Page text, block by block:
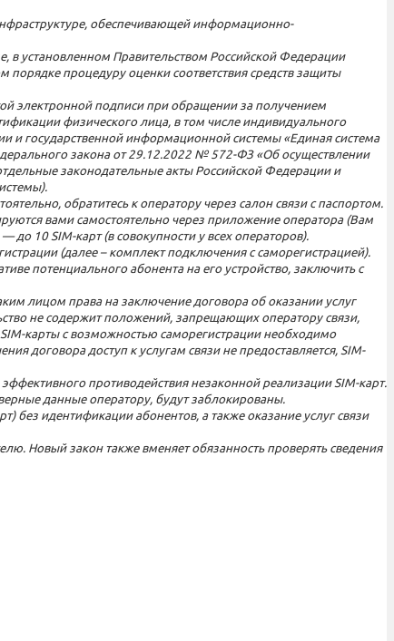
обеспечивающей информационно-
в установленном Правительством Российской Федерации
процедуру оценки соответствия средств защиты
электронной подписи при обращении за получением
физического лица, в том числе индивидуального
и государственной информационной системы «Единая система
закона от 29.12.2022 № 572-ФЗ «Об осуществлении
законодательные акты Российской Федерации и
обратитесь к оператору через салон связи с паспортом.
вами самостоятельно через приложение оператора (Вам
10 SIM-карт (в совокупности у всех операторов).
(далее – комплект подключения с саморегистрацией).
потенциального абонента на его устройство, заключить с
лицом права на заключение договора об оказании услуг
не содержит положений, запрещающих оператору связи,
карты с возможностью саморегистрации необходимо
договора доступ к услугам связи не предоставляется, SIM-
противодействия незаконной реализации SIM-карт.
данные оператору, будут заблокированы.
без идентификации абонентов, а также оказание услуг связи
Новый закон также вменяет обязанность проверять сведения